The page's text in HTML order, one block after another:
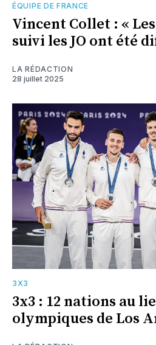
ÉQUIPE DE FRANCE
Vincent Collet : «
suivi les JO ont été
LA RÉDACTION
28 juillet 2025
3X3
3x3 : 12 nations au
olympiques de Los